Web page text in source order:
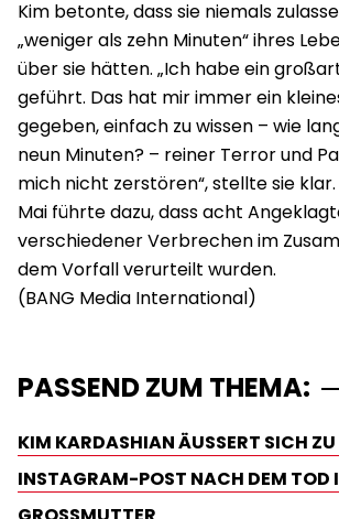
Kim betonte, dass sie niemals
„weniger als zehn Minuten“ ihres
über sie hätten. „Ich habe ein
geführt. Das hat mir immer ein
gegeben, einfach zu wissen – wie
neun Minuten? – reiner Terror und
mich nicht zerstören“, stellte sie
Mai führte dazu, dass acht
verschiedener Verbrechen im
dem Vorfall verurteilt wurden.
PASSEND ZUM THEMA:
KIM KARDASHIAN ÄUSSERT SICH ZU
NSTAGRAM-POST NACH DEM TOD